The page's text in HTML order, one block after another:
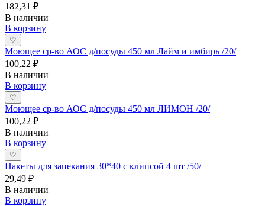
182,31 ₽
В наличии
В корзину
♡
Моющее ср-во АОС д/посуды 450 мл Лайм и имбирь /20/
100,22 ₽
В наличии
В корзину
♡
Моющее ср-во АОС д/посуды 450 мл ЛИМОН /20/
100,22 ₽
В наличии
В корзину
♡
Пакеты для запекания 30*40 с клипсой 4 шт /50/
29,49 ₽
В наличии
В корзину